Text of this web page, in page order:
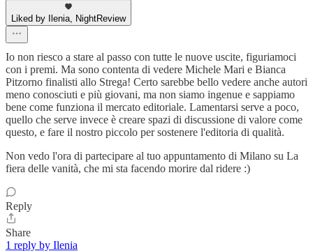
Liked by Ilenia, NightReview
Io non riesco a stare al passo con tutte le nuove uscite, figuriamoci
con i premi. Ma sono contenta di vedere Michele Mari e Bianca
Pitzorno finalisti allo Strega! Certo sarebbe bello vedere anche autori
meno conosciuti e più giovani, ma non siamo ingenue e sappiamo
bene come funziona il mercato editoriale. Lamentarsi serve a poco,
quello che serve invece è creare spazi di discussione di valore come
questo, e fare il nostro piccolo per sostenere l'editoria di qualità.
Non vedo l'ora di partecipare al tuo appuntamento di Milano su La
fiera delle vanità, che mi sta facendo morire dal ridere :)
Reply
Share
1 reply by Ilenia